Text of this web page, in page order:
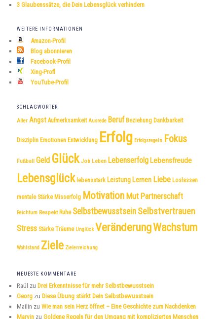
3 Glaubenssätze, die Dein Lebensglück verhindern
WEITERE INFORMATIONEN
Amazon-Profil
Blog abonnieren
Facebook-Profil
Xing-Profl
YouTube-Profil
SCHLAGWÖRTER
Alter Angst Aufmerksamkeit Ausrede Beruf Beziehung Dankbarkeit
Disziplin Emotionen Entwicklung Erfolg Erfolgsregeln Fokus
Fußball Geld Glück Job Leben Lebenserfolg Lebensfreude
Lebensglück lebensstark Leistung Lernen Liebe Loslassen
mentale Stärke Misserfolg Motivation Mut Partnerschaft
Reichtum Respekt Ruhe Selbstbewusstsein Selbstvertrauen
Stress Stärke Träume Unglück VeränderungWachstum
Wohlstand Ziele Zielerreichung
NEUESTE KOMMENTARE
Raúl zu Drei Erkenntnisse für mehr Selbstbewusstsein
Georg zu Diese Übung stärkt Dein Selbstbewusstsein
Mailin zuWie man sein Herz öffnet – Eine Geschichte zum Nachdenken
Marvin zuGoldene Regeln für den Umgang mit komplizierten Menschen